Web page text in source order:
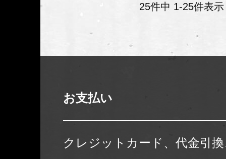
25件中 1-25件表示
お支払い
クレジットカード、代金引